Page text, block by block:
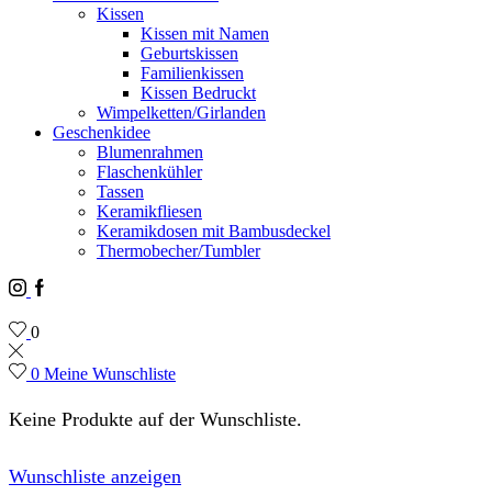
Kissen
Kissen mit Namen
Geburtskissen
Familienkissen
Kissen Bedruckt
Wimpelketten/Girlanden
Geschenkidee
Blumenrahmen
Flaschenkühler
Tassen
Keramikfliesen
Keramikdosen mit Bambusdeckel
Thermobecher/Tumbler
Instagram
Facebook
0
0 Meine Wunschliste
Keine Produkte auf der Wunschliste.
Wunschliste anzeigen